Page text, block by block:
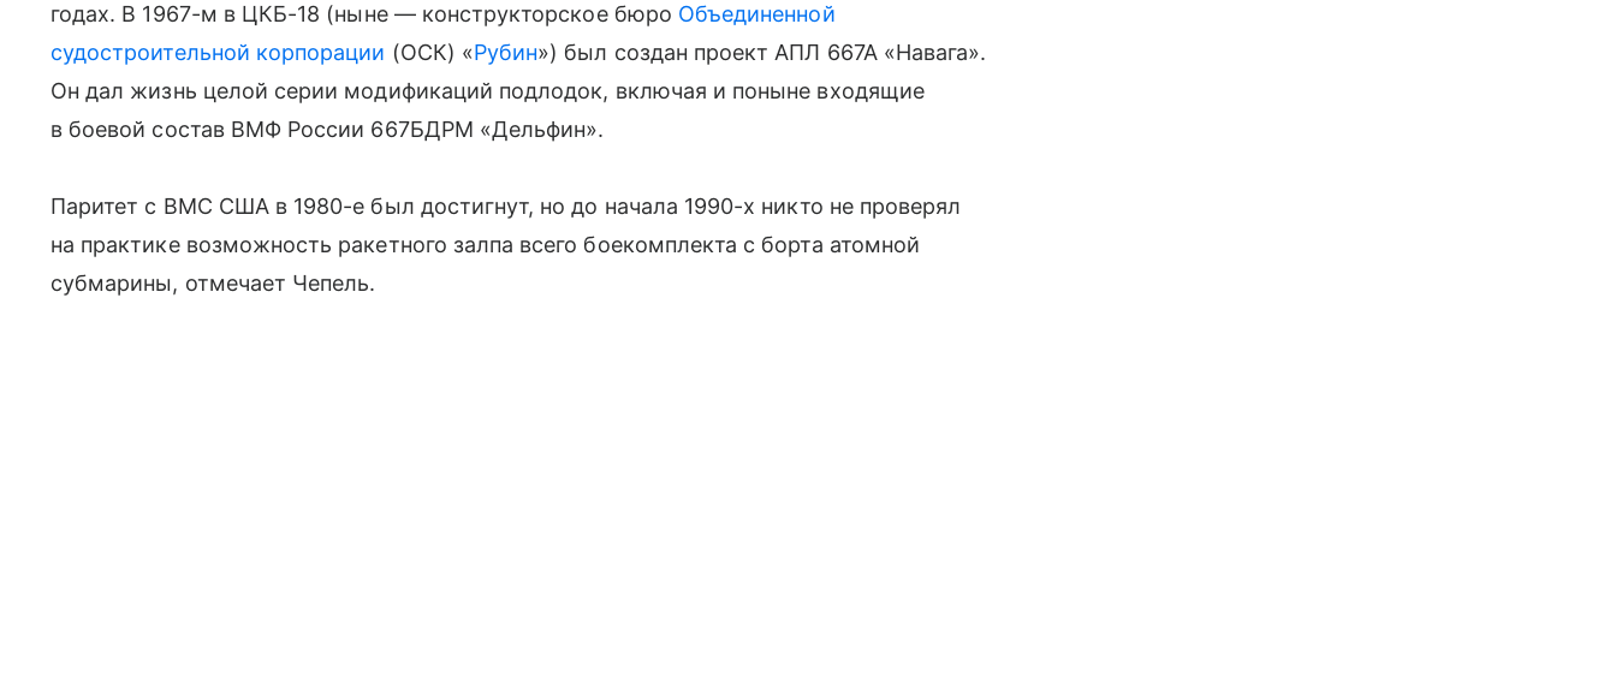
годах. В 1967-м в ЦКБ-18 (ныне — конструкторское бюро Объединенной
судостроительной корпорации (ОСК) «Рубин») был создан проект АПЛ 667А «Навага».
Он дал жизнь целой серии модификаций подлодок, включая и поныне входящие
в боевой состав ВМФ России 667БДРМ «Дельфин».
Паритет с ВМС США в 1980-е был достигнут, но до начала 1990-х никто не проверял
на практике возможность ракетного залпа всего боекомплекта с борта атомной
субмарины, отмечает Чепель.